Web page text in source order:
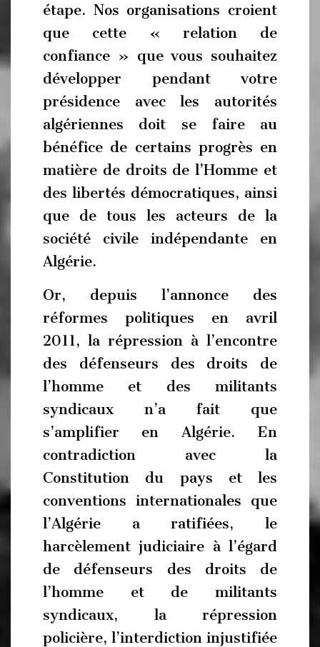
étape. Nos organisations croient
que cette « relation de
confiance » que vous souhaitez
développer pendant votre
présidence avec les autorités
algériennes doit se faire au
bénéfice de certains progrès en
matière de droits de l’Homme et
des libertés démocratiques, ainsi
que de tous les acteurs de la
société civile indépendante en
Algérie.
Or, depuis l’annonce des
réformes politiques en avril
2011, la répression à l’encontre
des défenseurs des droits de
l’homme et des militants
syndicaux n’a fait que
s’amplifier en Algérie. En
contradiction avec la
Constitution du pays et les
conventions internationales que
l’Algérie a ratifiées, le
harcèlement judiciaire à l’égard
de défenseurs des droits de
l’homme et de militants
syndicaux, la répression
policière, l’interdiction injustifiée